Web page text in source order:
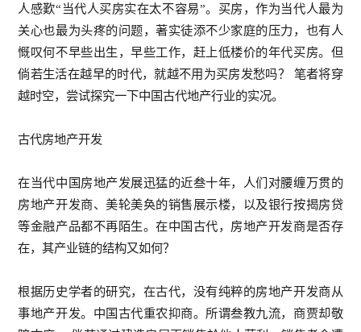
人感歎“当代人买房实在太不容易”。买房，作为当代人最为
关心也最为头疼的问题，著实徒添不少家庭的压力，也有人
慨叹何不早些出生，早些工作，赶上低楼价的年代买房。但
倘若生活在越早的时代，就越不用为买房发愁吗？
笔者将穿
越时空，尝试探究一下中国古代地产行业的实况。
古代房地产开发
在当代中国房地产发展迅猛的近叁十年，人们对腰缠万贯的
房地产开发商、美轮美奂的销售展示楼，以及银行按揭房贷
等金融产品都不再陌生。在中国古代，房地产开发商是否存
在，其产业链的结构又如何？
根据历史学者的研究，在古代，没有纯粹的房地产开发商从
事地产开发。中国古代重农抑商。所谓叁教九流，商贾却敬